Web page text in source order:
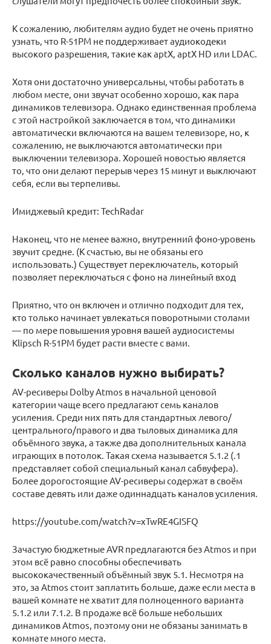
К сожалению, любителям аудио будет не очень приятно
узнать, что R-51PM не поддерживает аудиокодеки
высокого разрешения, такие как aptX, aptX HD или LDAC.
Хотя они достаточно универсальны, чтобы работать в
любом месте, они звучат особенно хорошо, как пара
динамиков телевизора. Однако единственная проблема
с этой настройкой заключается в том, что динамики
автоматически включаются на вашем телевизоре, но, к
сожалению, не выключаются автоматически при
выключении телевизора. Хорошей новостью является
то, что они делают перерыв через 15 минут и выключают
себя, если вы терпеливы.
Имиджевый кредит: TechRadar
Наконец, что не менее важно, внутренний фоно-уровень
звучит средне. (К счастью, вы не обязаны его
использовать.) Существует переключатель, который
позволяет переключаться с фоно на линейный вход
Приятно, что он включен и отлично подходит для тех,
кто только начинает увлекаться поворотными столами
— по мере повышения уровня вашей аудиосистемы
Klipsch R-51PM будет расти вместе с вами.
Сколько каналов нужно выбирать?
AV-ресиверы Dolby Atmos в начальной ценовой
категории чаще всего предлагают семь каналов
усиления. Среди них пять для стандартных левого/
центрального/правого и два тыловых динамика для
объёмного звука, а также два дополнительных канала
играющих в потолок. Такая схема называется 5.1.2 (.1
представляет собой специальный канал сабвуфера).
Более дорогостоящие AV-ресиверы содержат в своём
составе девять или даже одиннадцать каналов усиления.
https://youtube.com/watch?v=xTwRE4GISFQ
Зачастую бюджетные AVR предлагаются без Atmos и при
этом всё равно способны обеспечивать
высококачественный объёмный звук 5.1. Несмотря на
это, за Atmos стоит заплатить больше, даже если места в
вашей комнате не хватит для полноценного варианта
5.1.2 или 7.1.2. В продаже всё больше небольших
динамиков Atmos, поэтому они не обязаны занимать в
комнате много места.